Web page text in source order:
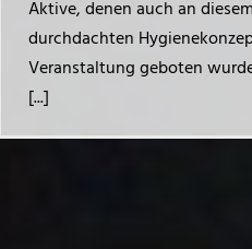
Aktive, denen auch an
durchdachten
Veranstaltung geboten
[...]